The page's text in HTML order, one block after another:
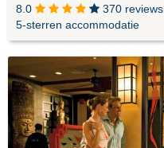
8.0
370 reviews
5-sterren accommodatie